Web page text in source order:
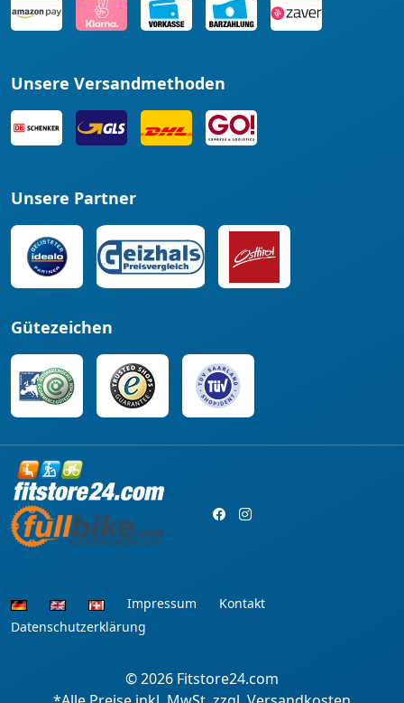
Unsere Versandmethoden
Unsere Partner
Gütezeichen
Impressum
Kontakt
Datenschutzerklärung
© 2026 Fitstore24.com